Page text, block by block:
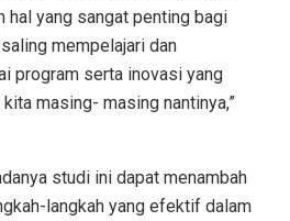
hal yang sangat penting bagi
mempelajari dan
program serta inovasi yang
masing- masing nantinya,”
studi ini dapat menambah
langkah yang efektif dalam